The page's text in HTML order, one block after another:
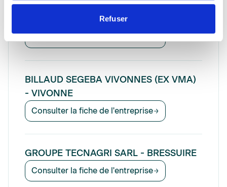
Refuser
BILLAUD SEGEBA - VIHIERS
Consulter la fiche de l'entreprise
BILLAUD SEGEBA VIVONNES (EX VMA)
- VIVONNE
Consulter la fiche de l'entreprise
GROUPE TECNAGRI SARL - BRESSUIRE
Consulter la fiche de l'entreprise